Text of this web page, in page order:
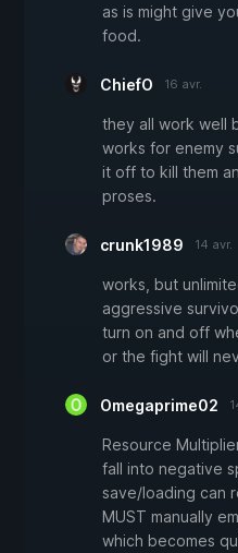
as is might give
food.
ChiefO 16 avr.
they all work well
works for enemy
it off to kill them
proses.
crunk1989 14 avr.
works, but
aggressive
turn on and off
or the fight will
Omegaprime02
Resource
fall into negative
save/loading can
MUST manually
which becomes